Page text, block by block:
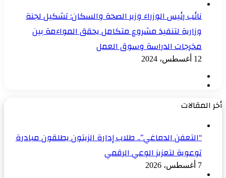
نائب رئيس الوزراء وزير الصحة والسكان: تشكيل لجنة
وزارية لتنفيذ مشروع متكامل يحقق المواءمة بين
مخرجات الدراسة وسوق العمل
12 أغسطس، 2024
أخر المقالات
“التعفن الدماغي”.. طلاب إدارة الزيتون يطلقون مبادرة
توعوية لتعزيز الوعي الرقمي
7 أغسطس، 2026